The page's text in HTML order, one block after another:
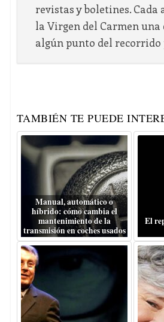
revistas y boletines. Cada
la Virgen del Carmen una
algún punto del recorrido
TAMBIÉN TE PUEDE
Manual, automático o
híbrido: cómo cambia el
mantenimiento de la
transmisión en coches usados
El